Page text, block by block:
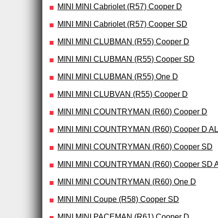
MINI MINI Cabriolet (R57) Cooper D
MINI MINI Cabriolet (R57) Cooper SD
MINI MINI CLUBMAN (R55) Cooper D
MINI MINI CLUBMAN (R55) Cooper SD
MINI MINI CLUBMAN (R55) One D
MINI MINI CLUBVAN (R55) Cooper D
MINI MINI COUNTRYMAN (R60) Cooper D
MINI MINI COUNTRYMAN (R60) Cooper D
MINI MINI COUNTRYMAN (R60) Cooper SD
MINI MINI COUNTRYMAN (R60) Cooper SD
MINI MINI COUNTRYMAN (R60) One D
MINI MINI Coupe (R58) Cooper SD